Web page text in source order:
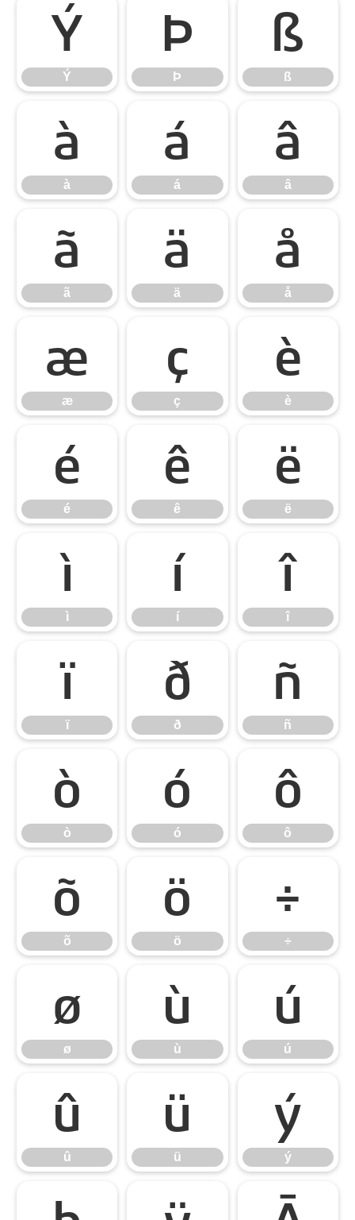
Ý
Ý
Þ
Þ
ß
ß
à
à
á
á
â
â
ã
ã
ä
ä
å
å
æ
æ
ç
ç
è
è
é
é
ê
ê
ë
ë
ì
ì
í
í
î
î
ï
ï
ð
ð
ñ
ñ
ò
ò
ó
ó
ô
ô
õ
õ
ö
ö
÷
÷
ø
ø
ù
ù
ú
ú
û
û
ü
ü
ý
ý